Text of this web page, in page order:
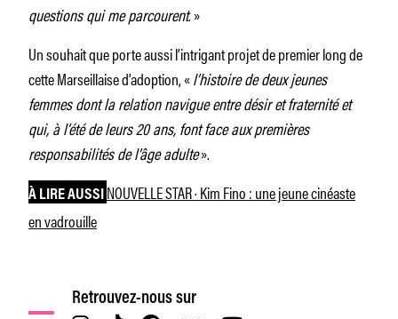
questions qui me parcourent. »
Un souhait que porte aussi l’intrigant projet de premier long de
cette Marseillaise d’adoption, «l’histoire de deux jeunes
femmes dont la relation navigue entre désir et fraternité et
qui, à l’été de leurs 20 ans, font face aux premières
responsabilités de l’âge adulte».
À LIRE AUSSI NOUVELLE STAR · Kim Fino : une jeune cinéaste
en vadrouille
Retrouvez-nous sur